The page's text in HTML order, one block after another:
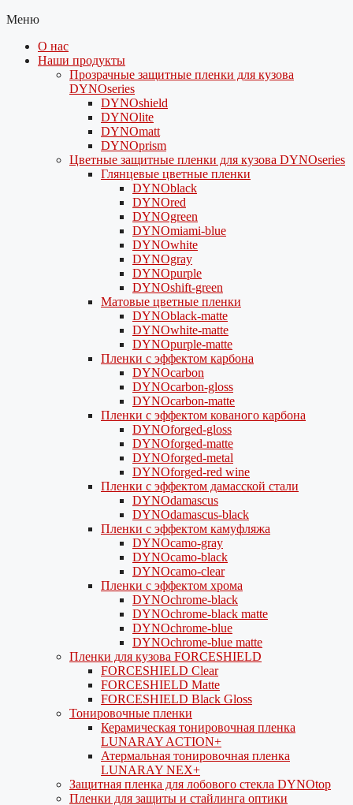
Меню
О нас
Наши продукты
Прозрачные защитные пленки для кузова
DYNOseries
DYNOshield
DYNOlite
DYNOmatt
DYNOprism
Цветные защитные пленки для кузова DYNOseries
Глянцевые цветные пленки
DYNOblack
DYNOred
DYNOgreen
DYNOmiami-blue
DYNOwhite
DYNOgray
DYNOpurple
DYNOshift-green
Матовые цветные пленки
DYNOblack-matte
DYNOwhite-matte
DYNOpurple-matte
Пленки с эффектом карбона
DYNOcarbon
DYNOcarbon-gloss
DYNOcarbon-matte
Пленки с эффектом кованого карбона
DYNOforged-gloss
DYNOforged-matte
DYNOforged-metal
DYNOforged-red wine
Пленки с эффектом дамасской стали
DYNOdamascus
DYNOdamascus-black
Пленки с эффектом камуфляжа
DYNOcamo-gray
DYNOcamo-black
DYNOcamo-clear
Пленки с эффектом хрома
DYNOchrome-black
DYNOchrome-black matte
DYNOchrome-blue
DYNOchrome-blue matte
Пленки для кузова FORCESHIELD
FORCESHIELD Clear
FORCESHIELD Matte
FORCESHIELD Black Gloss
Тонировочные пленки
Керамическая тонировочная пленка
LUNARAY ACTION+
Атермальная тонировочная пленка
LUNARAY NEX+
Защитная пленка для лобового стекла DYNOtop
Пленки для защиты и стайлинга оптики